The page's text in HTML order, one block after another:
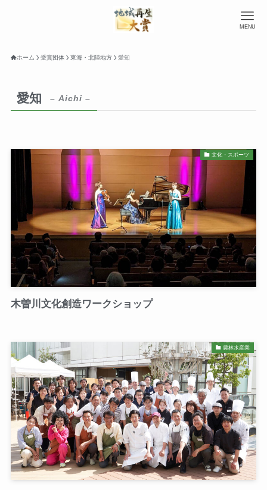
MENU
ホーム 受賞団体 東海・北陸地方 愛知
愛知 – Aichi –
文化・スポーツ
木曽川文化創造ワークショップ
農林水産業